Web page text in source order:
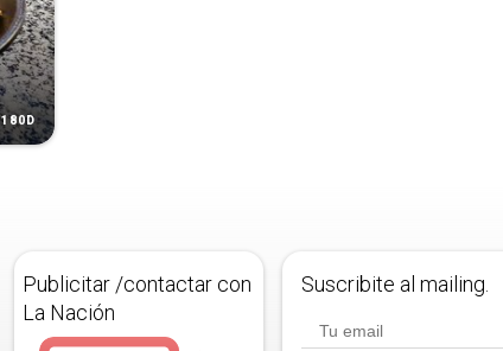
180D
Publicitar /contactar con
La Nación
Suscribite al mailing.